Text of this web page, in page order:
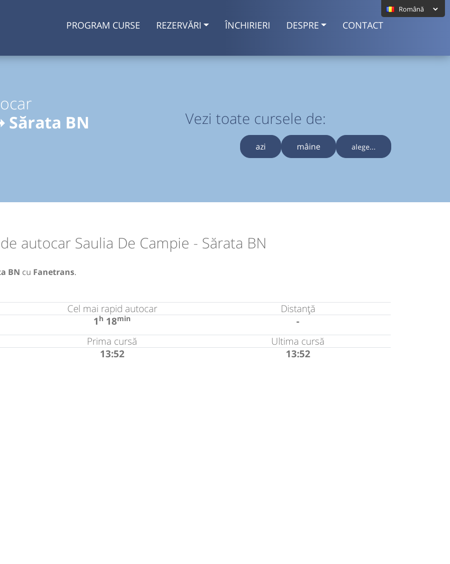
PROGRAM CURSE REZERVĂRI ÎNCHIRIERI DESPRE CONTACT
Sărata BN
Vezi toate cursele de:
azi mâine alege...
autocar Saulia De Campie - Sărata BN
BN cu Fanetrans.
Cel mai rapid autocar
1h 18min
Distanță
-
Prima cursă
13:52
Ultima cursă
13:52